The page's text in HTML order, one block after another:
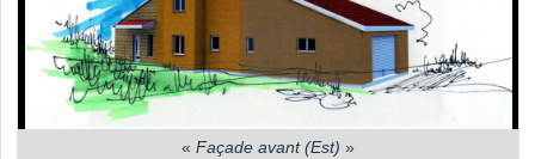
« Façade avant (Est) »